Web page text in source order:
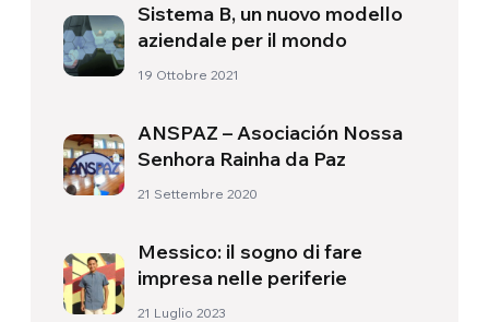
Sistema B, un nuovo modello
aziendale per il mondo
19 Ottobre 2021
ANSPAZ – Asociación Nossa
Senhora Rainha da Paz
21 Settembre 2020
Messico: il sogno di fare
impresa nelle periferie
21 Luglio 2023